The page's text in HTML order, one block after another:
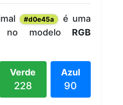
#d0e45a
é uma
no modelo RGB
Verde
228
Azul
90